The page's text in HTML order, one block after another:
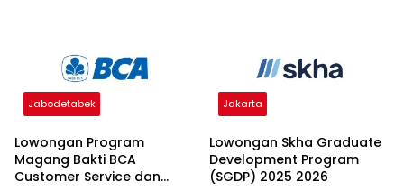
Jabodetabek
Lowongan Program
Magang Bakti BCA
Customer Service dan
Jakarta
Lowongan Skha Graduate
Development Program
(SGDP) 2025 2026